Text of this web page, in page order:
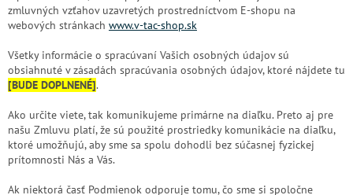
zmluvných vzťahov uzavretých prostredníctvom E-shopu na
webových stránkach www.v-tac-shop.sk
Všetky informácie o spracúvaní Vašich osobných údajov sú
obsiahnuté v zásadách spracúvania osobných údajov, ktoré nájdete tu
[BUDE DOPLNENÉ].
Ako určite viete, tak komunikujeme primárne na diaľku. Preto aj pre
našu Zmluvu platí, že sú použité prostriedky komunikácie na diaľku,
ktoré umožňujú, aby sme sa spolu dohodli bez súčasnej fyzickej
prítomnosti Nás a Vás.
Ak niektorá časť Podmienok odporuje tomu, čo sme si spoločne